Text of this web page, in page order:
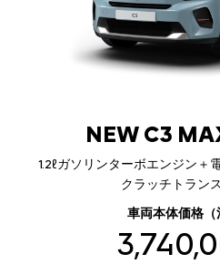
NEW C3
1.2ℓガソリンターボエンジン
クラッチトラン
車両本体価格（